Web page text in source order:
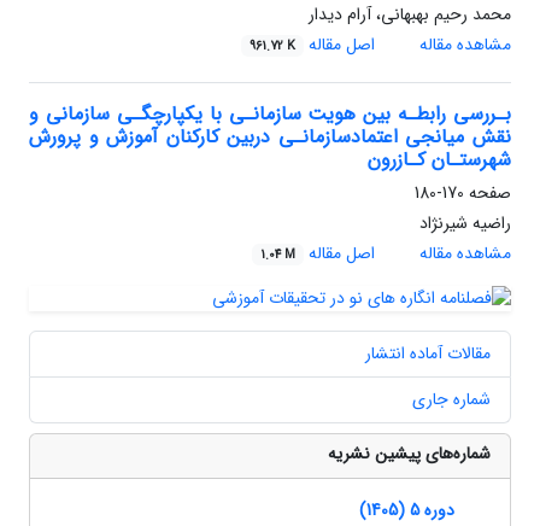
محمد رحیم بهبهانی، آرام دیدار
مشاهده مقاله
اصل مقاله 961.72 K
بـررسی رابطـه بین هویت سازمانـی با یکپارچگـی سازمانی و
نقش میانجی اعتمادسازمانـی دربین کارکنان آموزش و پرورش
شهرستـان کـازرون
صفحه 170-180
راضیه شیرنژاد
مشاهده مقاله
اصل مقاله 1.04 M
مقالات آماده انتشار
شماره جاری
شماره‌های پیشین نشریه
دوره 5 (1405)